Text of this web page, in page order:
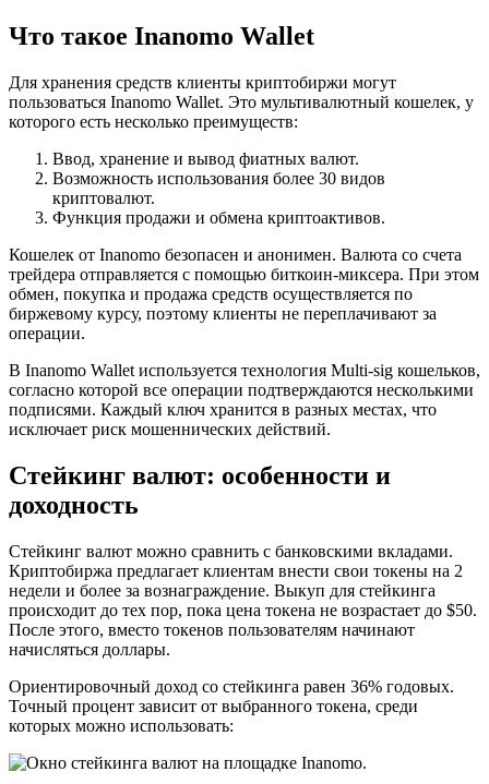
Что такое Inanomo Wallet
Для хранения средств клиенты криптобиржи могут
пользоваться Inanomo Wallet. Это мультивалютный кошелек, у
которого есть несколько преимуществ:
Ввод, хранение и вывод фиатных валют.
Возможность использования более 30 видов
криптовалют.
Функция продажи и обмена криптоактивов.
Кошелек от Inanomo безопасен и анонимен. Валюта со счета
трейдера отправляется с помощью биткоин-миксера. При этом
обмен, покупка и продажа средств осуществляется по
биржевому курсу, поэтому клиенты не переплачивают за
операции.
В Inanomo Wallet используется технология Multi-sig кошельков,
согласно которой все операции подтверждаются несколькими
подписями. Каждый ключ хранится в разных местах, что
исключает риск мошеннических действий.
Стейкинг валют: особенности и
доходность
Стейкинг валют можно сравнить с банковскими вкладами.
Криптобиржа предлагает клиентам внести свои токены на 2
недели и более за вознаграждение. Выкуп для стейкинга
происходит до тех пор, пока цена токена не возрастает до $50.
После этого, вместо токенов пользователям начинают
начисляться доллары.
Ориентировочный доход со стейкинга равен 36% годовых.
Точный процент зависит от выбранного токена, среди
которых можно использовать: